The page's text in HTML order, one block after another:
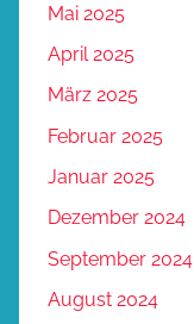
Mai 2025
April 2025
März 2025
Februar 2025
Januar 2025
Dezember 2024
September 2024
August 2024